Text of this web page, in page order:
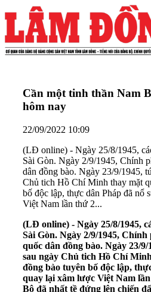
Cần một tinh thần Nam
hôm nay
22/09/2022 10:09
(LĐ online) - Ngày 25/8/1945,
Sài Gòn. Ngày 2/9/1945, Chính
dân đồng bào. Ngày 23/9/1945,
Chủ tich Hồ Chí Minh thay mặt
bố độc lập, thực dân Pháp đã nổ
Việt Nam lần thứ 2...
(LĐ online) - Ngày 25/8/1945,
Sài Gòn. Ngày 2/9/1945,
quốc dân đồng bào. Ngày 23/
sau ngày Chủ tich Hồ Chí
đồng bào tuyên bố độc lập,
quay lại xâm lược Việt Nam
Bộ đã nhất tề đứng lên chiến